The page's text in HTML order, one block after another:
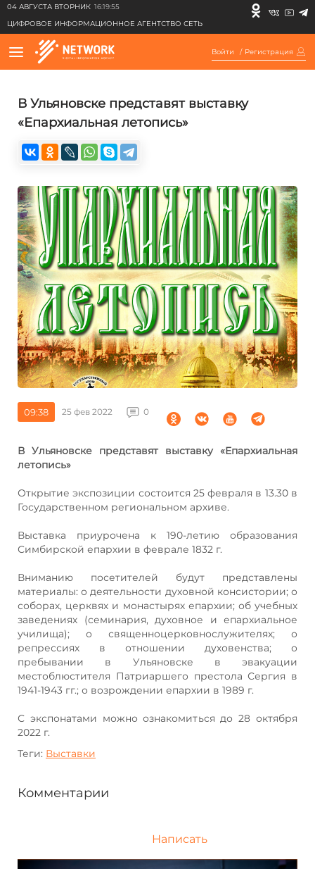
04 АВГУСТА ВТОРНИК 16:19:55
ЦИФРОВОЕ ИНФОРМАЦИОННОЕ АГЕНТСТВО СЕТЬ
Войти / Регистрация
В Ульяновске представят выставку
«Епархиальная летопись»
09:38 25 фев 2022 0
В Ульяновске представят выставку «Епархиальная
летопись»
Открытие экспозиции состоится 25 февраля в 13.30 в
Государственном региональном архиве.
Выставка приурочена к 190-летию образования
Симбирской епархии в феврале 1832 г.
Вниманию посетителей будут представлены
материалы: о деятельности духовной консистории; о
соборах, церквях и монастырях епархии; об учебных
заведениях (семинария, духовное и епархиальное
училища); о священноцерковнослужителях; о
репрессиях в отношении духовенства; о
пребывании в Ульяновске в эвакуации
местоблюстителя Патриаршего престола Сергия в
1941-1943 гг.; о возрождении епархии в 1989 г.
С экспонатами можно ознакомиться до 28 октября
2022 г.
Теги: Выставки
Комментарии
Написать